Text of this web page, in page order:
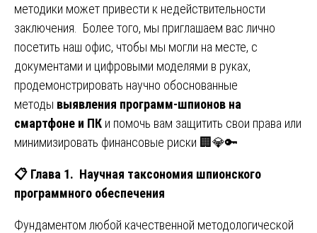
методики может привести к недействительности
заключения. Более того, мы приглашаем вас лично
посетить наш офис, чтобы мы могли на месте, с
документами и цифровыми моделями в руках,
продемонстрировать научно обоснованные
методы выявления программ-шпионов на
смартфоне и ПК и помочь вам защитить свои права или
минимизировать финансовые риски 🏢💎🔑
📋 Глава 1. Научная таксономия шпионского
программного обеспечения
Фундаментом любой качественной методологической